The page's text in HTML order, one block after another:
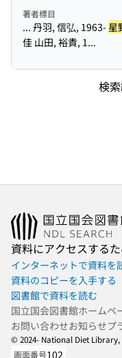
著者標目
... 丹羽, 信弘, 1963- 星
佳 山田, 裕貴, 1...
検
資料にアクセスする
インターネットで資料を
資料のコピーを入手する
図書館で資料を読む
国立国会図書館ホームペ
お問い合わせお知らせプ
© 2024- National Diet Library,
画面番号102